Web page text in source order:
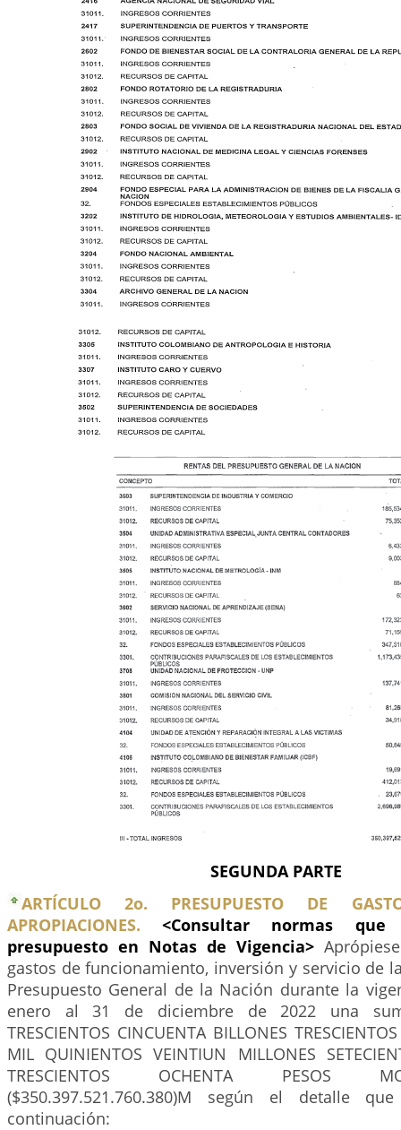
SEGUNDA PARTE
ARTÍCULO 2o. PRESUPUESTO DE
APROPIACIONES.<Consultar normas
presupuesto en Notas de Vigencia>
gastos de funcionamiento, inversión y servicio de
Presupuesto General de la Nación durante la
enero al 31 de diciembre de 2022 una
TRESCIENTOS CINCUENTA BILLONES
MIL QUINIENTOS VEINTIUN MILLONES
TRESCIENTOS OCHENTA PESOS
($350.397.521.760.380)M según el detalle
continuación: